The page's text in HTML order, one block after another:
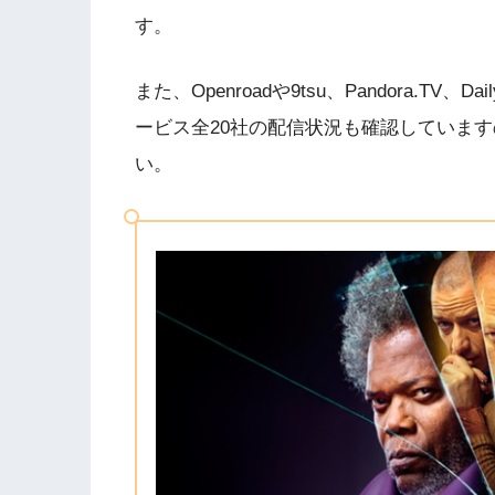
す。
また、Openroadや9tsu、Pandora.TV、
ービス全20社の配信状況も確認していま
い。